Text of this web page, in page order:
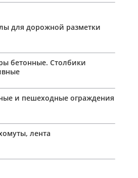
для дорожной разметки
бетонные. Столбики
и пешеходные ограждения
лента